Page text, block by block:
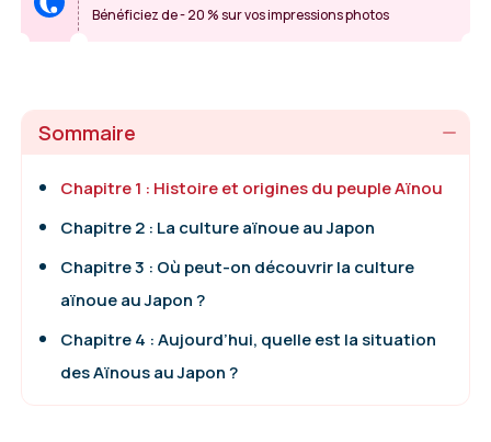
Bénéficiez de - 20 % sur vos impressions photos
Sommaire
Chapitre 1 : Histoire et origines du peuple Aïnou
Chapitre 2 : La culture aïnoue au Japon
Chapitre 3 : Où peut-on découvrir la culture
aïnoue au Japon ?
Chapitre 4 : Aujourd’hui, quelle est la situation
des Aïnous au Japon ?